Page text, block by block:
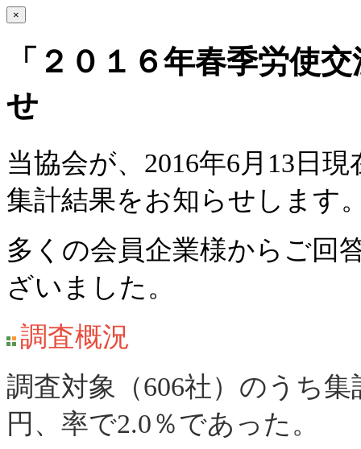
×
「２０１６年春季労使
せ
当協会が、2016年6月13日
集計結果をお知らせします
多くの会員企業様からご回
ざいました。
調査概況
調査対象（606社）のうち
円、率で2.0％であった。